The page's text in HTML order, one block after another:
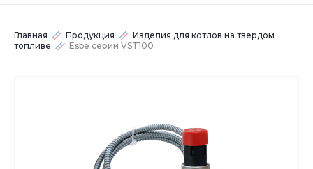
Главная Продукция
Изделия для котлов на твердом
топливе
Esbe серии VST100